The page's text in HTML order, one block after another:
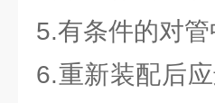
5.有条件的对
6.重新装配后